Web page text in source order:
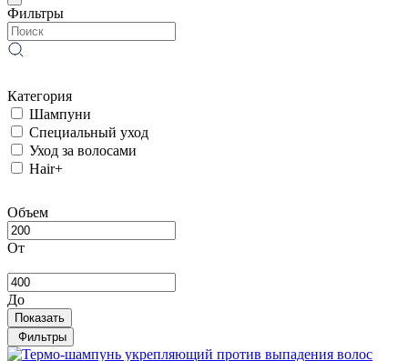
Фильтры
Категория
Шампуни
Специальный уход
Уход за волосами
Hair+
Объем
От
До
Показать
Фильтры